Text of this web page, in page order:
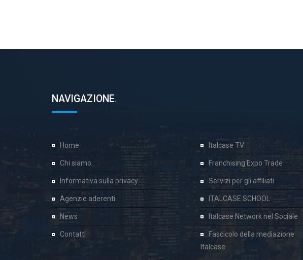
NAVIGAZIONE.
Home
Chi siamo
Informativa sulla privacy
Agenzie aderenti
News
Contatti
Italcase TV
Franchising Expo Trade
Servizi per gli affiliati
ITALCASE SCHOOL
Italcase Network nel Sociale
Fascicolo della mediazione
Italcase